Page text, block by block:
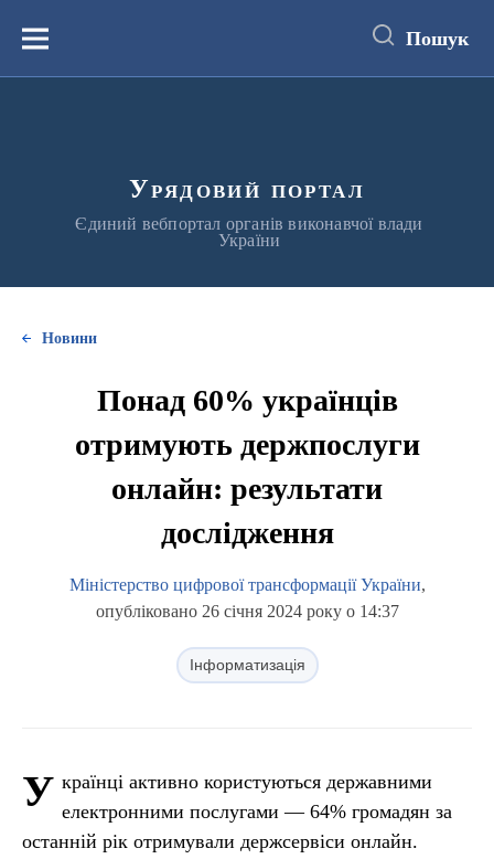
вмістуМеню Пошук
Урядовий портал
Єдиний вебпортал органів виконавчої влади
України
Новини
Понад 60% українців
отримують держпослуги
онлайн: результати
дослідження
Міністерство цифрової трансформації України,
опубліковано 26 січня 2024 року о 14:37
Інформатизація
У країнці активно користуються державними
електронними послугами — 64% громадян за
останній рік отримували держсервіси онлайн.